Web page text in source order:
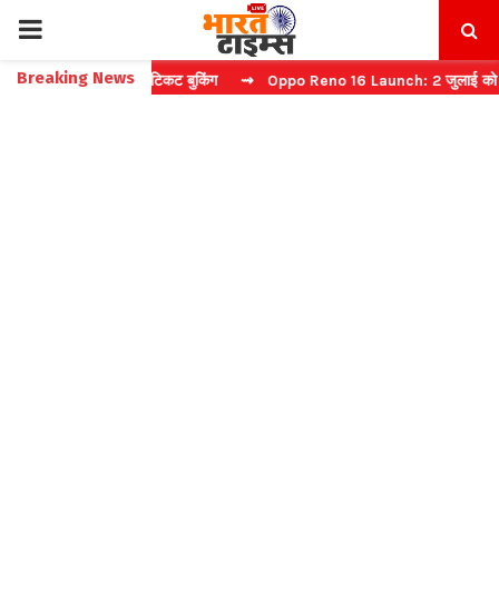
PRIMARY
MENU
Breaking News
करें फास्ट टिकट बुकिंग ⇝ Oppo Reno 16 Launch: 2 जुलाई को भारत में